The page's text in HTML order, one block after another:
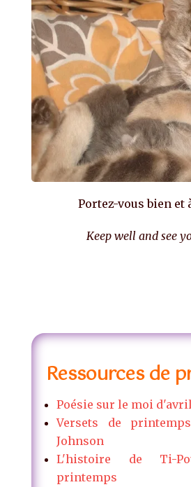
Portez-vous bien et
Keep well and see
Ressources de
Poésie sur le moi d'avril
Versets de
Johnson
L'histoire de Ti-
printemps